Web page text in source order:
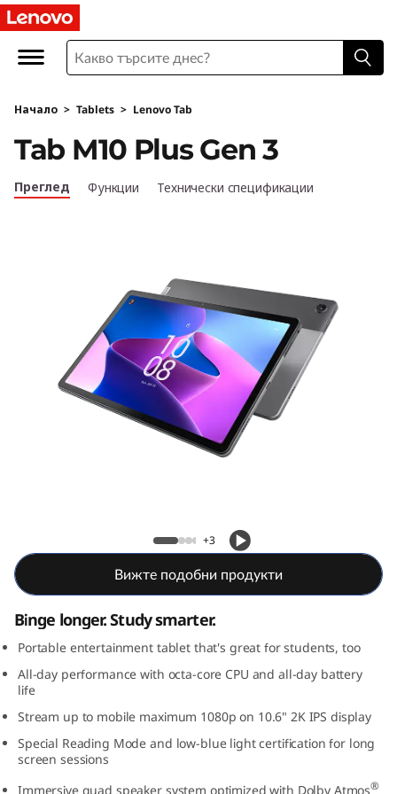
L
n
o
o
u
G
e
n
3
Начало > Tablets > Lenovo Tab
Tab M10 Plus Gen 3
Преглед Функции Технически спецификации
+3
Вижте подобни продукти
Binge longer. Study smarter.
Portable entertainment tablet that's great for students, too
All-day performance with octa-core CPU and all-day battery
life
Stream up to mobile maximum 1080p on 10.6" 2K IPS display
Special Reading Mode and low-blue light certification for long
screen sessions
Immersive quad speaker system optimized with Dolby Atmos®